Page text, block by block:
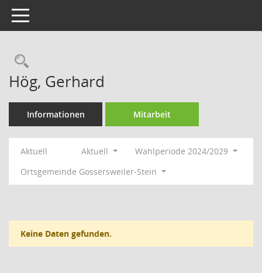
Toggle navigation
Rechercheauswahl
Hög, Gerhard
Informationen Mitarbeit
Aktuell Aktuell
Wahlperiode 2024/2029
Ortsgemeinde Gossersweiler-Stein
Keine Daten gefunden.